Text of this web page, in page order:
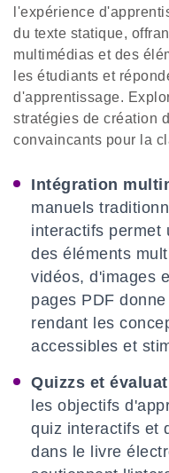
l'expérience
du texte statique,
multimédias et des
les étudiants et
d'apprentissage.
stratégies de création
convaincants pour la
Intégration
manuels
interactifs permet
des éléments
vidéos, d'images
pages PDF
rendant les
accessibles et
Quizzs et
les objectifs
quiz interactifs et
dans le livre